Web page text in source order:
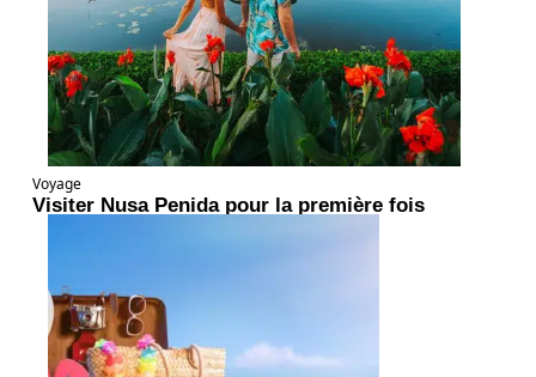
Voyage
Visiter Nusa Penida pour la première fois